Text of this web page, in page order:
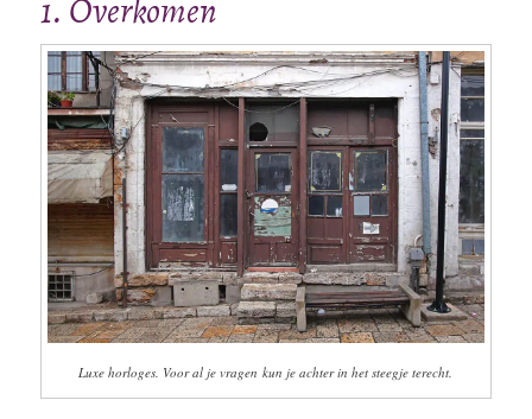
1. Overkomen
Luxe horloges. Voor al je vragen kun je achter in het steegje terecht.